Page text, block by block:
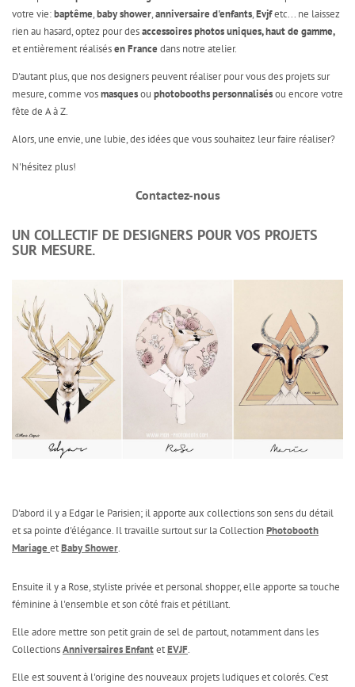
votre vie:baptême,baby shower,anniversaire d'enfants,Evjfetc... ne laissez
rien au hasard, optez pour desaccessoires photos uniques, haut de gamme,
et entièrement réalisésen France dans notre atelier.
D'autant plus, que nos designers peuvent réaliser pour vous des projets sur
mesure, comme vosmasquesou photobooths personnalisésou encore votre
fête de A à Z.
Alors, une envie, une lubie, des idées que vous souhaitez leur faire réaliser?
N'hésitez plus!
Contactez-nous
UN COLLECTIF DE DESIGNERS POUR VOS PROJETS
SUR MESURE.
D'abord il y a Edgar le Parisien; il apporte aux collections son sens du détail
et sa pointe d'élégance. Il travaille surtout sur la CollectionPhotobooth
Mariage etBaby Shower.
Ensuite il y a Rose, styliste privée et personal shopper, elle apporte sa touche
féminine à l'ensemble et son côté frais et pétillant.
Elle adore mettre son petit grain de sel de partout, notamment dans les
CollectionsAnniversaires EnfantetEVJF.
Elle est souvent à l'origine des nouveaux projets ludiques et colorés. C'est